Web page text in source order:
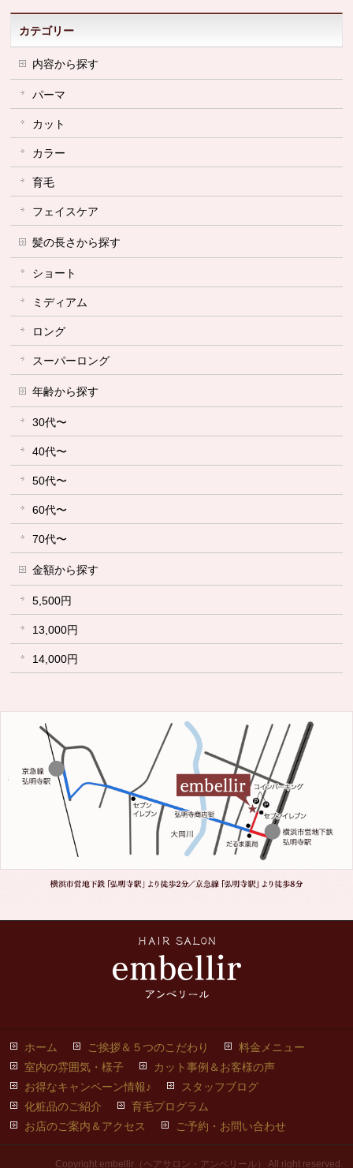
カテゴリー
内容から探す
パーマ
カット
カラー
育毛
フェイスケア
髪の長さから探す
ショート
ミディアム
ロング
スーパーロング
年齢から探す
30代〜
40代〜
50代〜
60代〜
70代〜
金額から探す
5,500円
13,000円
14,000円
ホーム ご挨拶＆５つのこだわり
料金メニュー
室内の雰囲気・様子
カット事例＆お客様の声
お得なキャンペーン情報♪
スタッフブログ
化粧品のご紹介
育毛プログラム
お店のご案内＆アクセス
ご予約・お問い合わせ
Copyright embellir（ヘアサロン・アンベリール） All right reserved.